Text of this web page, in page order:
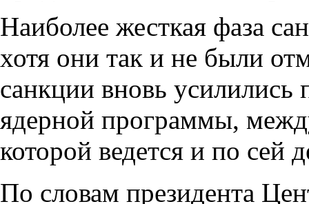
Наиболее жесткая фаза
хотя они так и не были
санкции вновь усилились
ядерной программы,
которой ведется и по сей
По словам президента